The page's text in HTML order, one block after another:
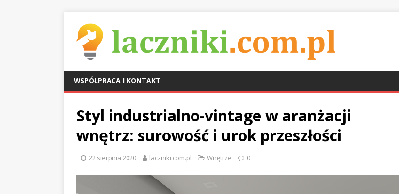
WSPÓŁPRACA I KONTAKT
Styl industrialno-vintage w aranżacji
wnętrz: surowość i urok przeszłości
22 sierpnia 2020 laczniki.com.pl Wnętrze 0